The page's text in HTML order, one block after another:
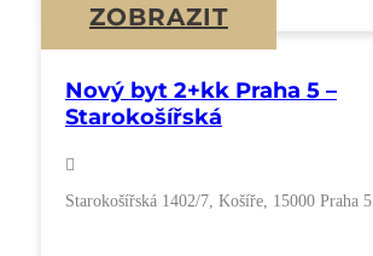
ZOBRAZIT
Nový byt 2+kk Praha 5 –
Starokošířská
Starokošířská 1402/7, Košíře, 15000 Praha 5